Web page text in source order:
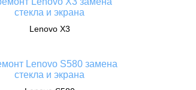
Lenovo X3